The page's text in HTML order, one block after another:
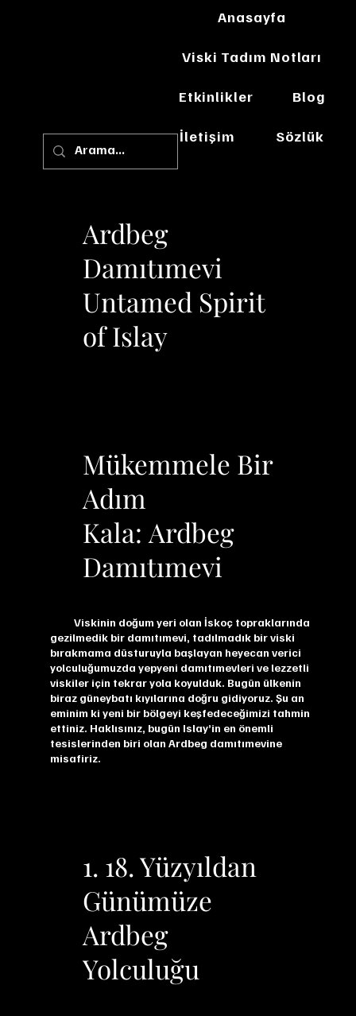
Anasayfa
Viski Tadım Notları
Etkinlikler Blog
İletişim Sözlük
Ardbeg
Damıtımevi
Untamed Spirit
of Islay
Mükemmele Bir
Adım
Kala: Ardbeg
Damıtımevi
Viskinin doğum yeri olan İskoç topraklarında
gezilmedik bir damıtımevi, tadılmadık bir viski
bırakmama düsturuyla başlayan heyecan verici
yolculuğumuzda yepyeni damıtımevleri ve lezzetli
viskiler için tekrar yola koyulduk. Bugün ülkenin
biraz güneybatı kıyılarına doğru gidiyoruz. Şu an
eminim ki yeni bir bölgeyi keşfedeceğimizi tahmin
ettiniz. Haklısınız, bugün Islay’in en önemli
tesislerinden biri olan Ardbeg damıtımevine
misafiriz.
1. 18. Yüzyıldan
Günümüze
Ardbeg
Yolculuğu